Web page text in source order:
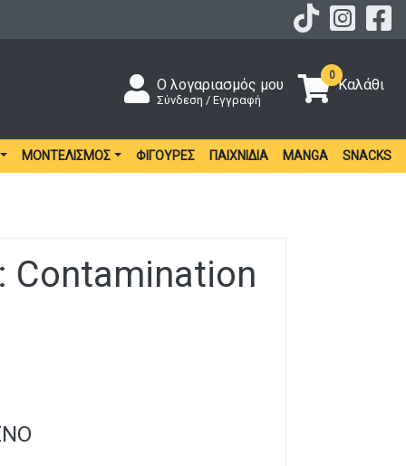
Ο λογαριασμός μου
Σύνδεση / Εγγραφή
0
Καλάθι
ΜΟΝΤΕΛΙΣΜΌΣ ΦΙΓΟΎΡΕΣ ΠΑΙΧΝΊΔΙΑ MANGA SNACKS
Contamination